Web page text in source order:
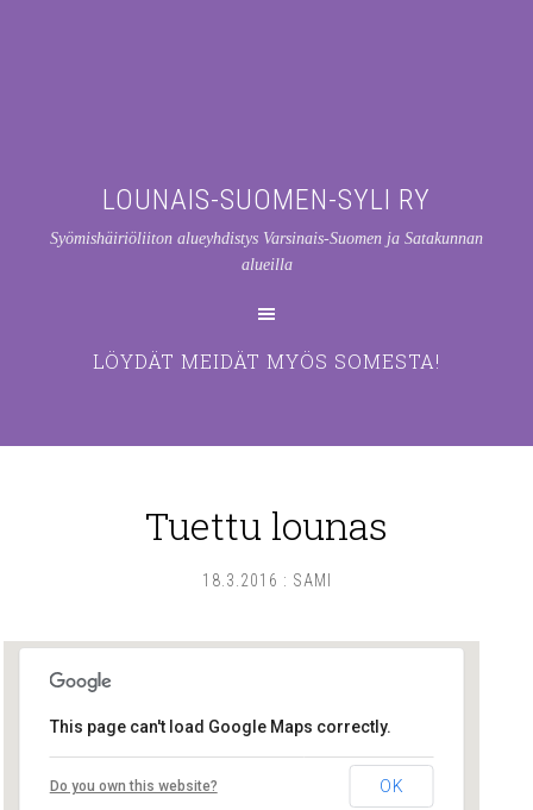
LOUNAIS-SUOMEN-SYLI RY
Syömishäiriöliiton alueyhdistys Varsinais-Suomen ja Satakunnan
alueilla
LÖYDÄT MEIDÄT MYÖS SOMESTA!
Tuettu lounas
18.3.2016 : SAMI
Lounais-Suomen – SYLI ry
Maariankatu 8 D 104 - Turku
This page can't load Google Maps correctly.
Do you own this website? OK